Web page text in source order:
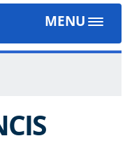
MENU
Toggle